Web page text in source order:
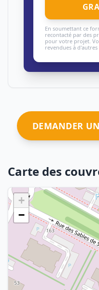
En soumettant ce
recontacté par des
pour votre projet.
revendues à d'autres
DEMANDER
Carte des
+
−